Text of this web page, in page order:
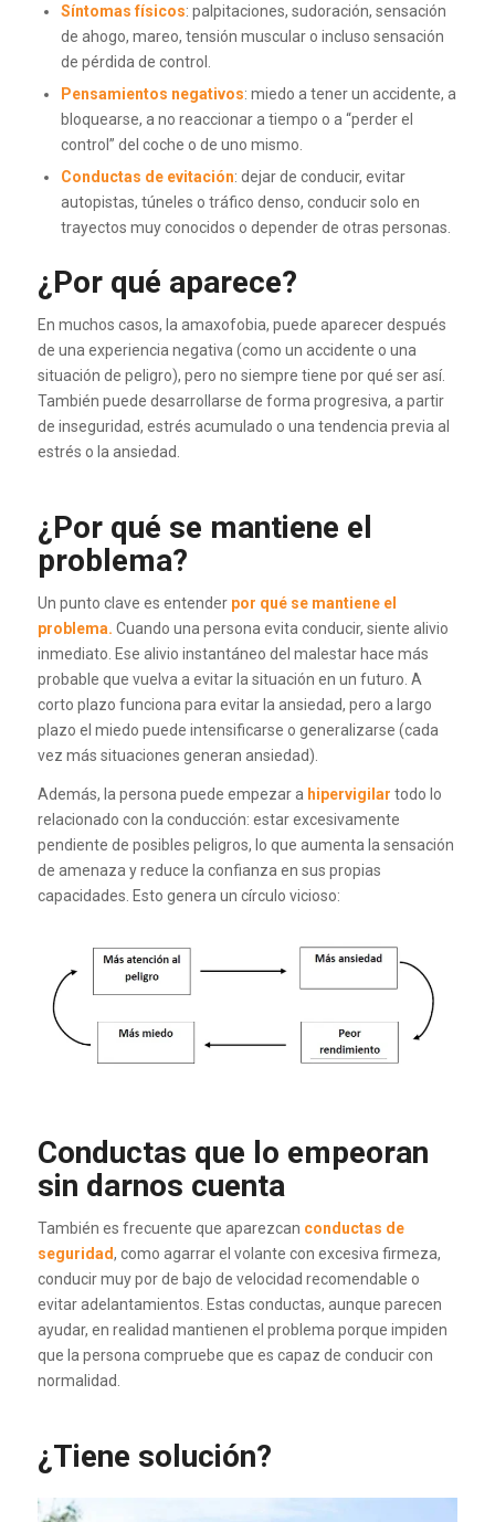
Síntomas físicos: palpitaciones, sudoración, sensación
de ahogo, mareo, tensión muscular o incluso sensación
de pérdida de control.
Pensamientos negativos: miedo a tener un accidente, a
bloquearse, a no reaccionar a tiempo o a “perder el
control” del coche o de uno mismo.
Conductas de evitación: dejar de conducir, evitar
autopistas, túneles o tráfico denso, conducir solo en
trayectos muy conocidos o depender de otras personas.
¿Por qué aparece?
En muchos casos, la amaxofobia, puede aparecer después
de una experiencia negativa (como un accidente o una
situación de peligro), pero no siempre tiene por qué ser así.
También puede desarrollarse de forma progresiva, a partir
de inseguridad, estrés acumulado o una tendencia previa al
estrés o la ansiedad.
¿Por qué se mantiene el
problema?
Un punto clave es entender por qué se mantiene el
problema. Cuando una persona evita conducir, siente alivio
inmediato. Ese alivio instantáneo del malestar hace más
probable que vuelva a evitar la situación en un futuro. A
corto plazo funciona para evitar la ansiedad, pero a largo
plazo el miedo puede intensificarse o generalizarse (cada
vez más situaciones generan ansiedad).
Además, la persona puede empezar a hipervigilar todo lo
relacionado con la conducción: estar excesivamente
pendiente de posibles peligros, lo que aumenta la sensación
de amenaza y reduce la confianza en sus propias
capacidades. Esto genera un círculo vicioso:
Conductas que lo empeoran
sin darnos cuenta
También es frecuente que aparezcan conductas de
seguridad, como agarrar el volante con excesiva firmeza,
conducir muy por de bajo de velocidad recomendable o
evitar adelantamientos. Estas conductas, aunque parecen
ayudar, en realidad mantienen el problema porque impiden
que la persona compruebe que es capaz de conducir con
normalidad.
¿Tiene solución?